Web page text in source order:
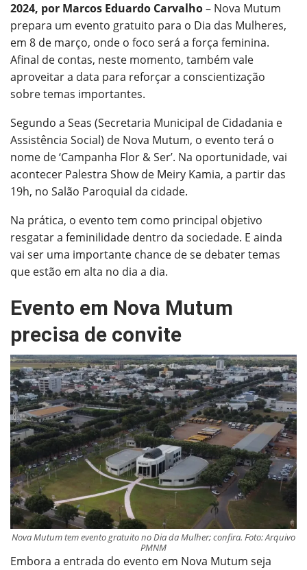
2024, por Marcos Eduardo Carvalho– Nova Mutum
prepara um evento gratuito para o Dia das Mulheres,
em 8 de março, onde o foco será a força feminina.
Afinal de contas, neste momento, também vale
aproveitar a data para reforçar a conscientização
sobre temas importantes.
Segundo a Seas (Secretaria Municipal de Cidadania e
Assistência Social) de Nova Mutum, o evento terá o
nome de ‘Campanha Flor & Ser’. Na oportunidade, vai
acontecer Palestra Show de Meiry Kamia, a partir das
19h, no Salão Paroquial da cidade.
Na prática, o evento tem como principal objetivo
resgatar a feminilidade dentro da sociedade. E ainda
vai ser uma importante chance de se debater temas
que estão em alta no dia a dia.
Evento em Nova Mutum
precisa de convite
Nova Mutum tem evento gratuito no Dia da Mulher; confira. Foto: Arquivo
PMNM
Embora a entrada do evento em Nova Mutum seja